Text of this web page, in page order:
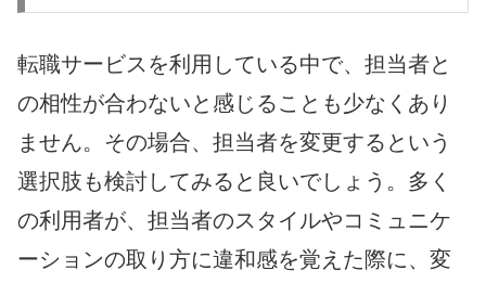
転職サービスを利用している中で、担当者と
の相性が合わないと感じることも少なくあり
ません。その場合、担当者を変更するという
選択肢も検討してみると良いでしょう。多く
の利用者が、担当者のスタイルやコミュニケ
ーションの取り方に違和感を覚えた際に、変